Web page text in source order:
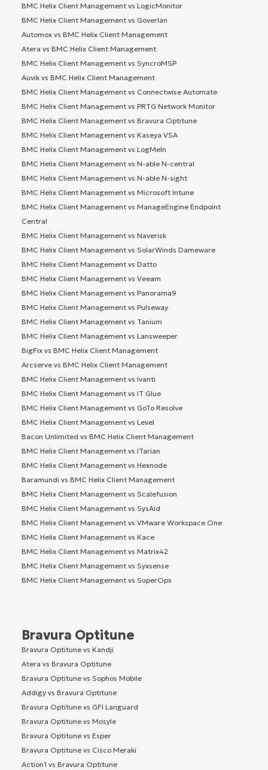
BMC Helix Client Management vs LogicMonitor
BMC Helix Client Management vs Goverlan
Automox vs BMC Helix Client Management
Atera vs BMC Helix Client Management
BMC Helix Client Management vs SyncroMSP
Auvik vs BMC Helix Client Management
BMC Helix Client Management vs Connectwise Automate
BMC Helix Client Management vs PRTG Network Monitor
BMC Helix Client Management vs Bravura Optitune
BMC Helix Client Management vs Kaseya VSA
BMC Helix Client Management vs LogMeIn
BMC Helix Client Management vs N-able N-central
BMC Helix Client Management vs N-able N-sight
BMC Helix Client Management vs Microsoft Intune
BMC Helix Client Management vs ManageEngine Endpoint
Central
BMC Helix Client Management vs Naverisk
BMC Helix Client Management vs SolarWinds Dameware
BMC Helix Client Management vs Datto
BMC Helix Client Management vs Veeam
BMC Helix Client Management vs Panorama9
BMC Helix Client Management vs Pulseway
BMC Helix Client Management vs Tanium
BMC Helix Client Management vs Lansweeper
BigFix vs BMC Helix Client Management
Arcserve vs BMC Helix Client Management
BMC Helix Client Management vs Ivanti
BMC Helix Client Management vs IT Glue
BMC Helix Client Management vs GoTo Resolve
BMC Helix Client Management vs Level
Bacon Unlimited vs BMC Helix Client Management
BMC Helix Client Management vs ITarian
BMC Helix Client Management vs Hexnode
Baramundi vs BMC Helix Client Management
BMC Helix Client Management vs Scalefusion
BMC Helix Client Management vs SysAid
BMC Helix Client Management vs VMware Workspace One
BMC Helix Client Management vs Kace
BMC Helix Client Management vs Matrix42
BMC Helix Client Management vs Syxsense
BMC Helix Client Management vs SuperOps
Bravura Optitune
Bravura Optitune vs Kandji
Atera vs Bravura Optitune
Bravura Optitune vs Sophos Mobile
Addigy vs Bravura Optitune
Bravura Optitune vs GFI Languard
Bravura Optitune vs Mosyle
Bravura Optitune vs Esper
Bravura Optitune vs Cisco Meraki
Action1 vs Bravura Optitune